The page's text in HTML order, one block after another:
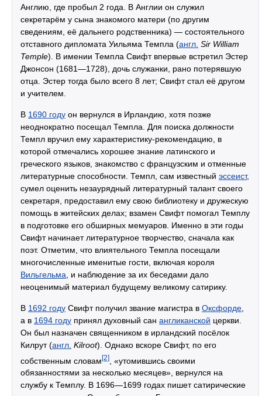
Англию, где пробыл 2 года. В Англии он служил
секретарём у сына знакомого матери (по другим
сведениям, её дальнего родственника) — состоятельного
отставного дипломата Уильяма Темпла (англ. Sir William
Temple). В имении Темпла Свифт впервые встретил Эстер
Джонсон (1681—1728), дочь служанки, рано потерявшую
отца. Эстер тогда было всего 8 лет; Свифт стал её другом
и учителем.
В 1690 году он вернулся в Ирландию, хотя позже
неоднократно посещал Темпла. Для поиска должности
Темпл вручил ему характеристику-рекомендацию, в
которой отмечались хорошее знание латинского и
греческого языков, знакомство с французским и отменные
литературные способности. Темпл, сам известный эссеист,
сумел оценить незаурядный литературный талант своего
секретаря, предоставил ему свою библиотеку и дружескую
помощь в житейских делах; взамен Свифт помогал Темплу
в подготовке его обширных мемуаров. Именно в эти годы
Свифт начинает литературное творчество, сначала как
поэт. Отметим, что влиятельного Темпла посещали
многочисленные именитые гости, включая короля
Вильгельма , и наблюдение за их беседами дало
неоценимый материал будущему великому сатирику.
В 1692 году Свифт получил звание магистра в Оксфорде
а в 1694 году принял духовный сан англиканской церкви.
Он был назначен священником в ирландский посёлок
Килрут (англ. Kilroot). Однако вскоре Свифт, по его
собственным словам[2]
, «утомившись своими
обязанностями за несколько месяцев», вернулся на
службу к Темплу. В 1696—1699 годах пишет сатирические